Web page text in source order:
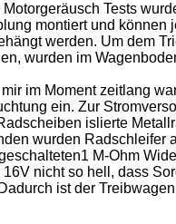
Motorgeräusch Tests
montiert und können
werden. Um dem
wurden im
im Moment zeitlang
ein. Zur
islierte
wurden Radschleifer
M-Ohm
16V nicht so hell, dass
ist der